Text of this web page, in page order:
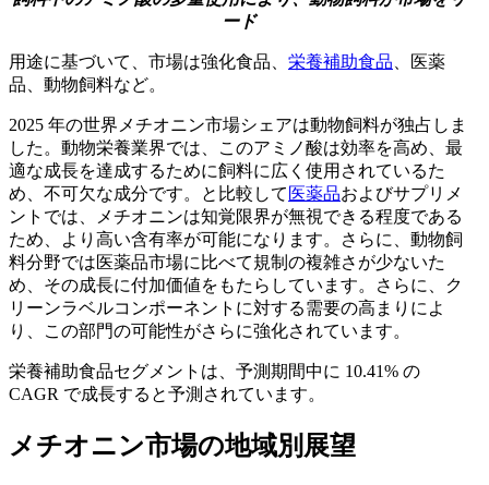
ード
用途に基づいて、市場は強化食品、 栄養補助食品 、医薬
品、動物飼料など。
2025 年の世界メチオニン市場シェアは動物飼料が独占しま
した。動物栄養業界では、このアミノ酸は効率を高め、最
適な成長を達成するために飼料に広く使用されているた
め、不可欠な成分です。と比較して 医薬品およびサプリメ
ントでは、メチオニンは知覚限界が無視できる程度である
ため、より高い含有率が可能になります。さらに、動物飼
料分野では医薬品市場に比べて規制の複雑さが少ないた
め、その成長に付加価値をもたらしています。さらに、ク
リーンラベルコンポーネントに対する需要の高まりによ
り、この部門の可能性がさらに強化されています。
栄養補助食品セグメントは、予測期間中に 10.41% の
CAGR で成長すると予測されています。
メチオニン市場の地域別展望